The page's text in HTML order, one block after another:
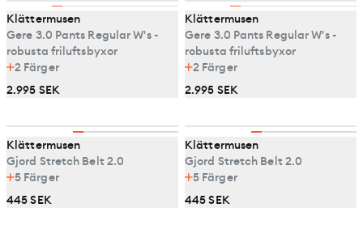
Klättermusen
Gere 3.0 Pants Regular W's -
robusta friluftsbyxor
2 Färger
2.995 SEK
Klättermusen
Gere 3.0 Pants Regular W's -
robusta friluftsbyxor
2 Färger
2.995 SEK
Klättermusen
Gjord Stretch Belt 2.0
5 Färger
445 SEK
Klättermusen
Gjord Stretch Belt 2.0
5 Färger
445 SEK